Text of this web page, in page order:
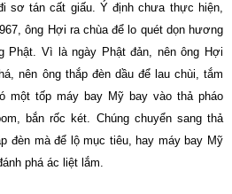
sơ tán cất giấu. Ý định chưa thực hiện,
ông Hợi ra chùa để lo quét dọn hương
Phật. Vì là ngày Phật đản, nên ông Hợi
nên ông thắp đèn dầu để lau chùi, tắm
một tốp máy bay Mỹ bay vào thả pháo
bắn rốc két. Chúng chuyển sang thả
đèn mà để lộ mục tiêu, hay máy bay Mỹ
phá ác liệt lắm.